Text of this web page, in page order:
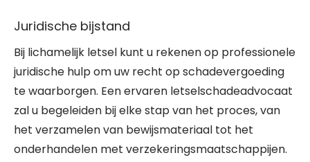
Juridische bijstand
Bij lichamelijk letsel kunt u rekenen op professionele
juridische hulp om uw recht op schadevergoeding
te waarborgen. Een ervaren letselschadeadvocaat
zal u begeleiden bij elke stap van het proces, van
het verzamelen van bewijsmateriaal tot het
onderhandelen met verzekeringsmaatschappijen.